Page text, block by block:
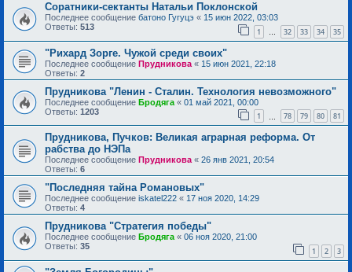
Соратники-сектанты Натальи Поклонской
Последнее сообщение батоно Гугуцэ « 15 июн 2022, 03:03
Ответы: 513 1 … 32 33 34 35
"Рихард Зорге. Чужой среди своих"
Последнее сообщение Прудникова « 15 июн 2021, 22:18
Ответы: 2
Прудникова "Ленин - Сталин. Технология невозможного"
Последнее сообщение Бродяга « 01 май 2021, 00:00
Ответы: 1203 1 78 79 80 81
Прудникова, Пучков: Великая аграрная реформа. От
рабства до НЭПа
Последнее сообщение Прудникова« 26 янв 2021, 20:54
Ответы: 6
"Последняя тайна Романовых"
Последнее сообщение iskatel222 « 17 ноя 2020, 14:29
Ответы: 4
Прудникова "Стратегия победы"
Последнее сообщение Бродяга« 06 ноя 2020, 21:00
Ответы: 35 1 2 3